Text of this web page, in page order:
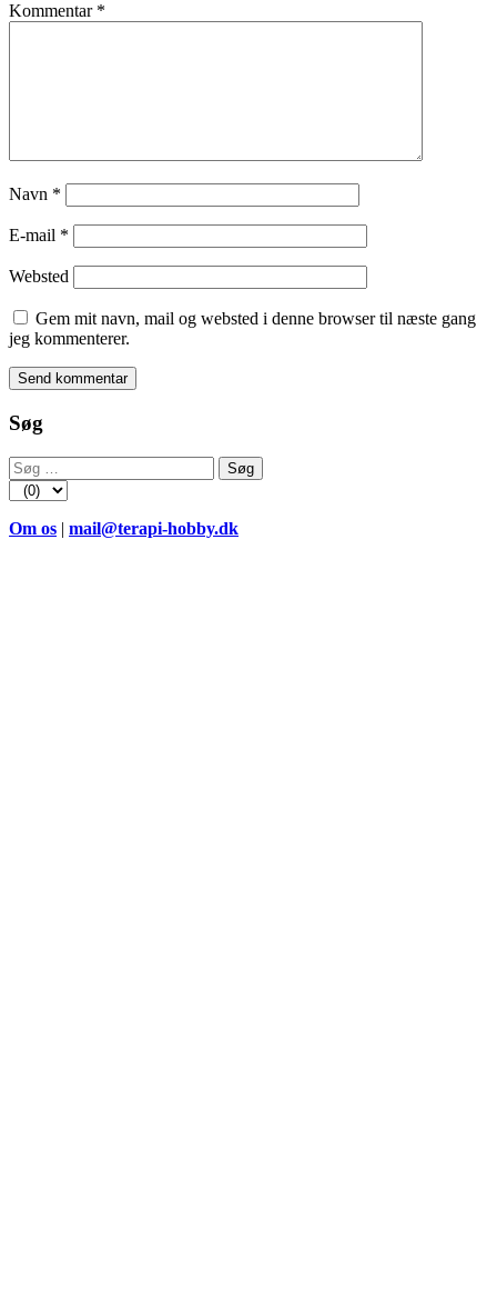
Kommentar *
Navn *
E-mail *
Websted
Gem mit navn, mail og websted i denne browser til næste gang
jeg kommenterer.
Søg
Søg
efter:
Om os | mail@terapi-hobby.dk